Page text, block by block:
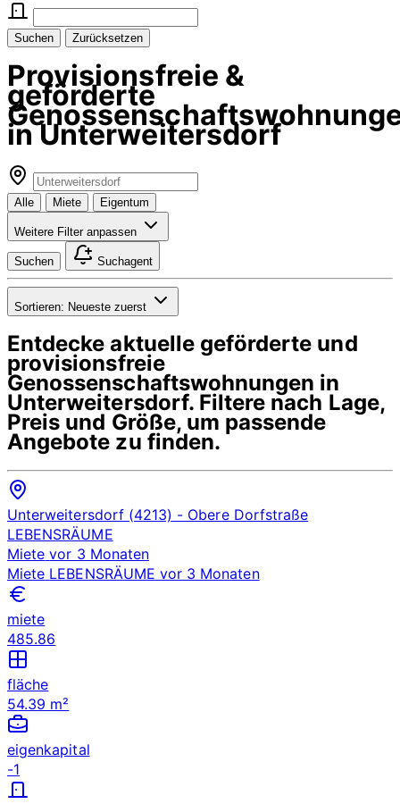
Suchen Zurücksetzen
Provisionsfreie &
geförderte
in Unterweitersdorf
Alle Miete Eigentum
Weitere Filter anpassen
Suchen Suchagent
Sortieren: Neueste zuerst
Entdecke aktuelle geförderte und
provisionsfreie
Genossenschaftswohnungen in
Unterweitersdorf. Filtere nach Lage,
Preis und Größe, um passende
Angebote zu finden.
Unterweitersdorf (4213) - Obere Dorfstraße
LEBENSRÄUME
Miete vor 3 Monaten
Miete LEBENSRÄUME vor 3 Monaten
miete
485.86
fläche
54.39 m²
eigenkapital
-1